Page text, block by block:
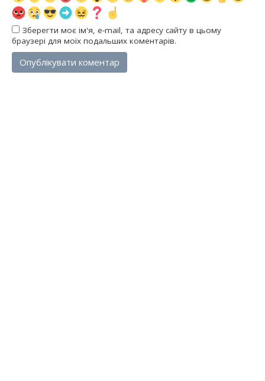
Зберегти моє ім'я, e-mail, та адресу сайту в цьому
браузері для моїх подальших коментарів.